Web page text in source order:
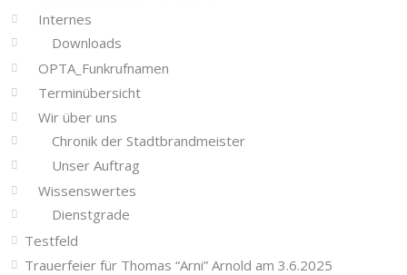
Internes
Downloads
OPTA_Funkrufnamen
Terminübersicht
Wir über uns
Chronik der Stadtbrandmeister
Unser Auftrag
Wissenswertes
Dienstgrade
Testfeld
Trauerfeier für Thomas “Arni” Arnold am 3.6.2025